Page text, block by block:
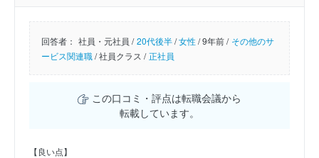
回答者： 社員・元社員 / 20代後半/女性/9年前 / その他のサ
ービス関連職/社員クラス / 正社員
この口コミ・評点は転職会議から
転載しています。
【良い点】